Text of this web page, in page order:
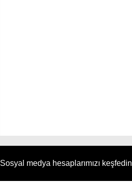
Sosyal medya hesaplarımızı keşfedin